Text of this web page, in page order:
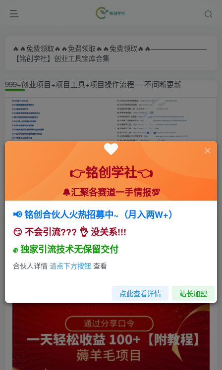
🔥🔥免费领取🔥🔥免费领取🔥🔥免费领取🔥🔥————————
【铭创学社】创业工具宝库合集
999+创业项目+项目工具+项目操作流程—-不间断更新
首页 🍻会员专享 📚综合教程 正文
薅羊毛项目，靠分享口令，一天轻松收益100+
【附教程】【揭秘】
小助手
159 3
👉铭创学社👈
🔔汇聚各赛道一手情报💯
📢 铭创合伙人火热招募中~（月入两W+）
😏 不会引流??? 👌 没关系!!!
✊ 独家引流技术无保留交付
合伙人详情 请点下方按钮 查看
点此查看详情 站长加盟